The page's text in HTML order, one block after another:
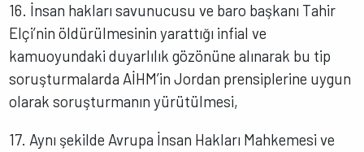
16. İnsan hakları savunucusu ve baro başkanı Tahir
Elçi’nin öldürülmesinin yarattığı infial ve
kamuoyundaki duyarlılık gözönüne alınarak bu tip
soruşturmalarda AİHM’in Jordan prensiplerine uygun
olarak soruşturmanın yürütülmesi,
17. Aynı şekilde Avrupa İnsan Hakları Mahkemesi ve